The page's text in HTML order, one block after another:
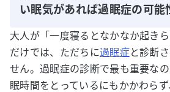
い眠気があれば過眠症の可能
大人が「一度寝るとなかなか起き
だけでは、ただちに過眠症と診断
せん。過眠症の診断で最も重要な
眠時間をとっているにもかかわら